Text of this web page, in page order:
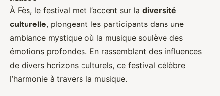
À Fès, le festival met l’accent sur la diversité
culturelle, plongeant les participants dans une
ambiance mystique où la musique soulève des
émotions profondes. En rassemblant des influences
de divers horizons culturels, ce festival célèbre
l’harmonie à travers la musique.